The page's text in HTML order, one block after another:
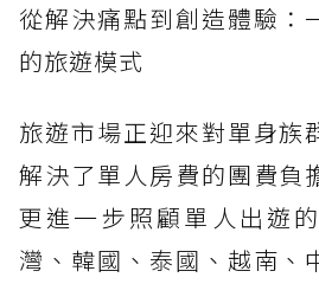
從解決痛點到創造體驗：
的旅遊模式
旅遊市場正迎來對單身族
解決了單人房費的團費負
更進一步照顧單人出遊
灣、韓國、泰國、越南、